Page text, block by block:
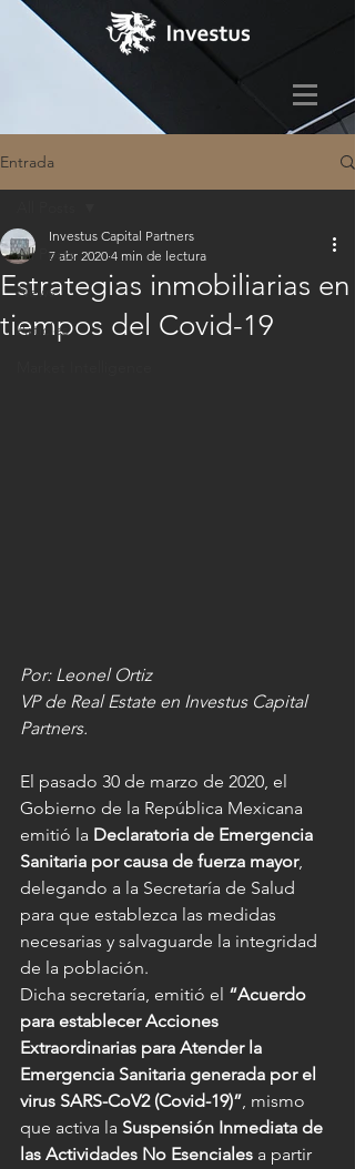
Entrada
All Posts
News
Articles
Estrategias inmobiliarias en
tiempos del Covid-19
Investus Capital Partners
7 abr 2020 4 min de lectura
Por: Leonel Ortiz
VP de Real Estate en Investus Capital
Partners.
El pasado 30 de marzo de 2020, el
Gobierno de la República Mexicana
emitió la Declaratoria de Emergencia
Sanitaria por causa de fuerza mayor,
delegando a la Secretaría de Salud
para que establezca las medidas
necesarias y salvaguarde la integridad
de la población.
Dicha secretaría, emitió el “Acuerdo
para establecer Acciones
Extraordinarias para Atender la
Emergencia Sanitaria generada por el
virus SARS-CoV2 (Covid-19)”, mismo
que activa la Suspensión Inmediata de
las Actividades No Esenciales a partir